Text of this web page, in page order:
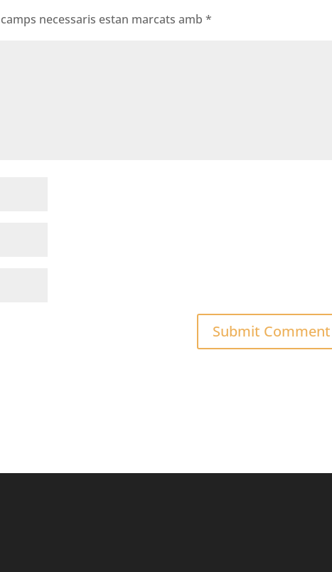
camps necessaris estan marcats amb*